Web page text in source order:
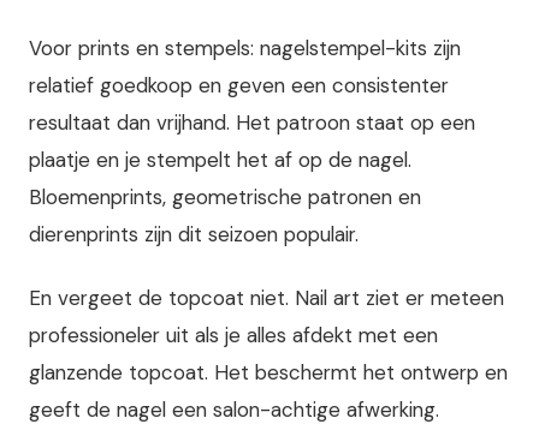
Voor prints en stempels: nagelstempel-kits zijn
relatief goedkoop en geven een consistenter
resultaat dan vrijhand. Het patroon staat op een
plaatje en je stempelt het af op de nagel.
Bloemenprints, geometrische patronen en
dierenprints zijn dit seizoen populair.
En vergeet de topcoat niet. Nail art ziet er meteen
professioneler uit als je alles afdekt met een
glanzende topcoat. Het beschermt het ontwerp en
geeft de nagel een salon-achtige afwerking.